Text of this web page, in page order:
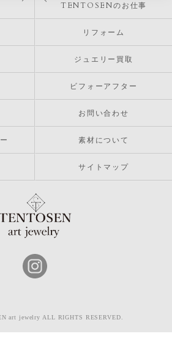
TENTOSENのお仕事
リフォーム
ジュエリー買取
ビフォーアフター
お問い合わせ
素材について
サイトマップ
art jewelry ALL RIGHTS RESERVED.